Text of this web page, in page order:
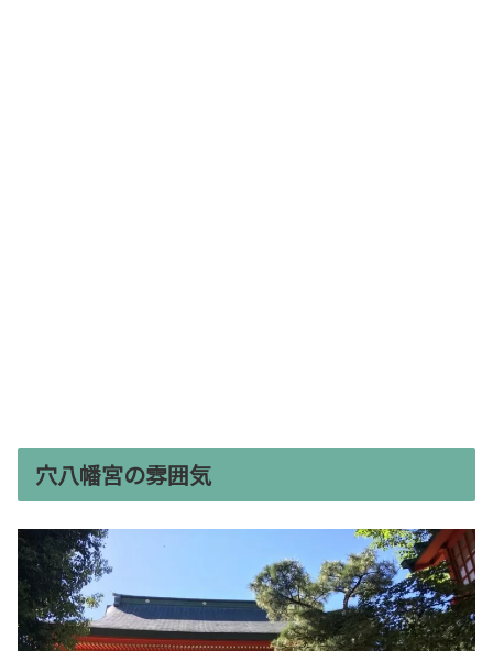
穴八幡宮の雰囲気